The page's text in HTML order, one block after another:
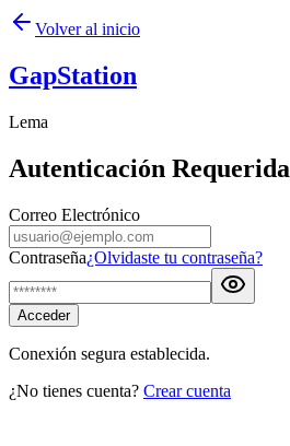
Volver al inicio
GapStation
Lema
Autenticación Requerida
Correo Electrónico
Contraseña¿Olvidaste tu contraseña?
Acceder
Conexión segura establecida.
¿No tienes cuenta? Crear cuenta